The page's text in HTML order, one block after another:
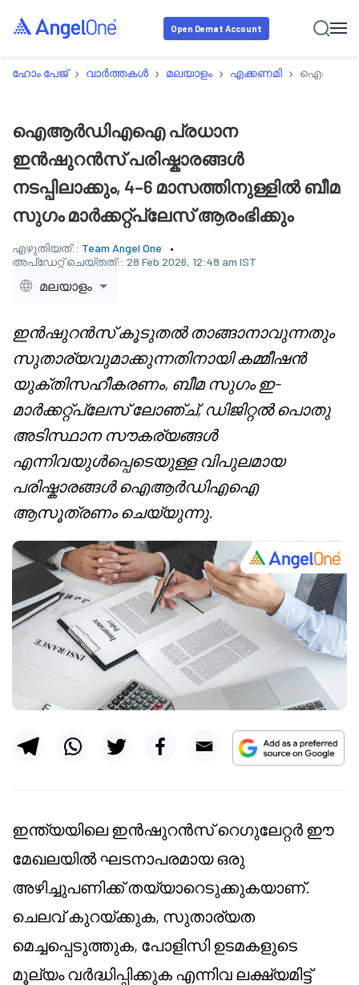
Open Demat Account
ഹോം പേജ് › വാർത്തകൾ › മലയാളം › എക്കണമി ›
ഐആർഡിഎഐ പ്രധാന
ഇൻഷുറൻസ് പരിഷ്കാരങ്ങൾ
നടപ്പിലാക്കും, 4–6 മാസത്തിനുള്ളിൽ ബീമ
സുഗം മാർക്കറ്റ്പ്ലേസ് ആരംഭിക്കും
എഴുതിയത്:: Team Angel One
അപ്‌ഡേറ്റ് ചെയ്തത്:: 28 Feb 2026, 12:48 am IST
മലയാളം
ഇൻഷുറൻസ് കൂടുതൽ താങ്ങാനാവുന്നതും
സുതാര്യവുമാക്കുന്നതിനായി കമ്മീഷൻ
യുക്തിസഹീകരണം, ബീമ സുഗം ഇ-
മാർക്കറ്റ്പ്ലേസ് ലോഞ്ച്, ഡിജിറ്റൽ പൊതു
അടിസ്ഥാന സൗകര്യങ്ങൾ
എന്നിവയുൾപ്പെടെയുള്ള വിപുലമായ
പരിഷ്കാരങ്ങൾ ഐആർഡിഎഐ
ആസൂത്രണം ചെയ്യുന്നു.
ഇന്ത്യയിലെ ഇൻഷുറൻസ് റെഗുലേറ്റർ ഈ
മേഖലയിൽ ഘടനാപരമായ ഒരു
അഴിച്ചുപണിക്ക് തയ്യാറെടുക്കുകയാണ്.
ചെലവ് കുറയ്ക്കുക, സുതാര്യത
മെച്ചപ്പെടുത്തുക, പോളിസി ഉടമകളുടെ
മൂല്യം വർദ്ധിപ്പിക്കുക എന്നിവ ലക്ഷ്യമിട്ട്